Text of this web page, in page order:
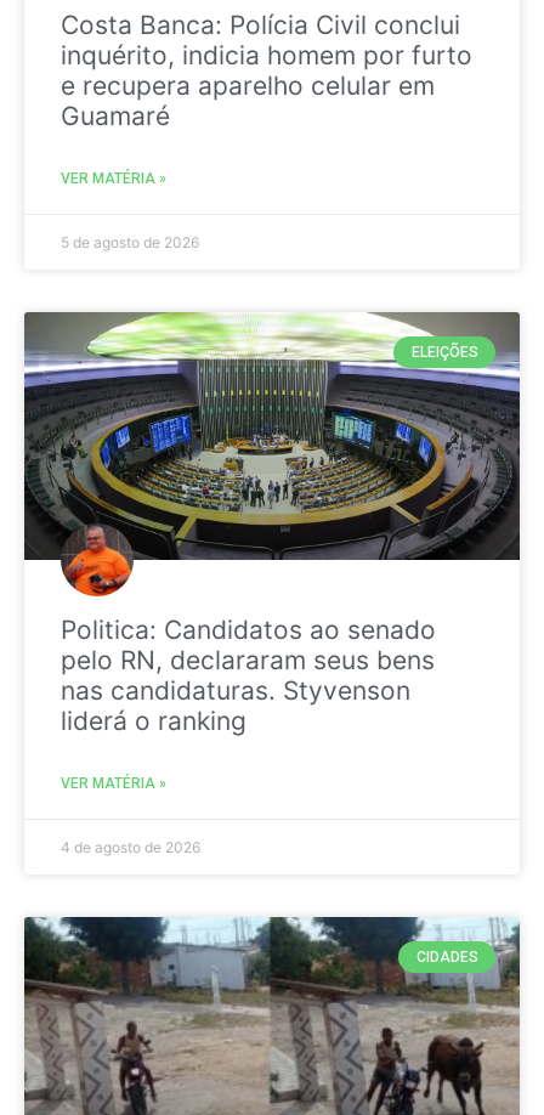
Costa Banca: Polícia Civil conclui
inquérito, indicia homem por furto
e recupera aparelho celular em
Guamaré
VER MATÉRIA »
5 de agosto de 2026
ELEIÇÕES
Politica: Candidatos ao senado
pelo RN, declararam seus bens
nas candidaturas. Styvenson
liderá o ranking
VER MATÉRIA »
4 de agosto de 2026
CIDADES